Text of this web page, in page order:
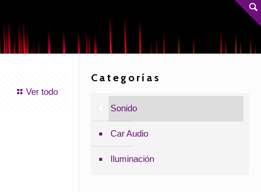
Ver todo
Categorías
Sonido
Car Audio
Iluminación